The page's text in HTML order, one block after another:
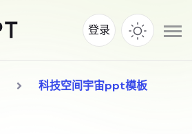
登录
科技空间宇宙ppt模板